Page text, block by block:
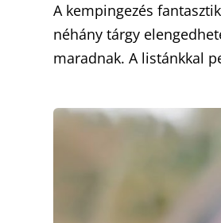
A kempingezés
néhány tárgy
maradnak. A listánkkal